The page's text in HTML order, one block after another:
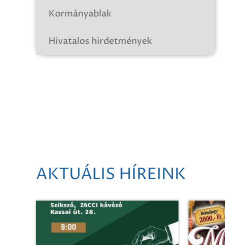
Kormányablak
Hivatalos hirdetmények
AKTUÁLIS HÍREINK